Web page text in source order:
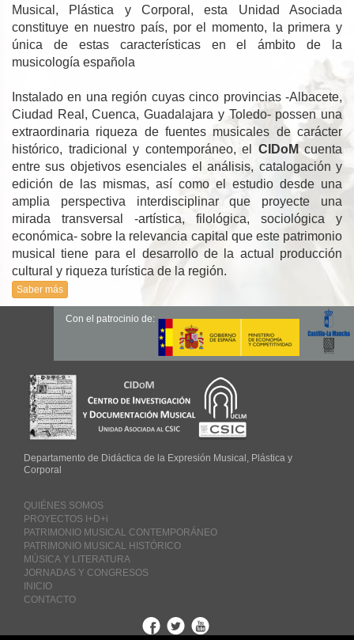
Musical, Plástica y Corporal, esta Unidad Asociada
constituye en nuestro país, por el momento, la primera y
única de estas características en el ámbito de la
musicología española
Instalado en una región cuyas cinco provincias -Albacete,
Ciudad Real, Cuenca, Guadalajara y Toledo- possen una
extraordinaria riqueza de fuentes musicales de carácter
histórico, tradicional y contemporáneo, el CIDoM cuenta
entre sus objetivos esenciales el análisis, catalogación y
edición de las mismas, así como el estudio desde una
amplia perspectiva interdisciplinar que proyecte una
mirada transversal -artística, filológica, sociológica y
económica- sobre la relevancia capital que este patrimonio
musical tiene para el desarrollo de la actual producción
cultural y riqueza turística de la región.
Saber más
Departamento de Didáctica de la Expresión Musical, Plástica y
Corporal
QUIÉNES SOMOS
PROYECTOS I+D+i
PATRIMONIO MUSICAL CONTEMPORÁNEO
PATRIMONIO MUSICAL HISTÓRICO
MÚSICA Y LITERATURA
JORNADAS Y CONGRESOS
INICIO
CONTACTO
Facebook
TwitterYoutube
Con el patrocinio de: